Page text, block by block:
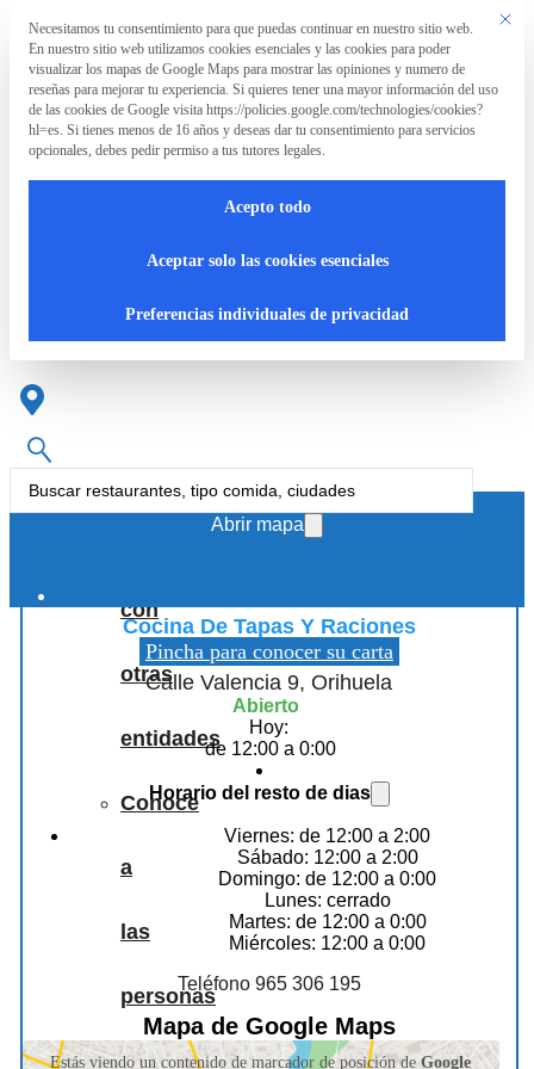
Saltar al contenido principal Saltar al pie de página
La
Asociación
La
accesibles
con
otras
entidades
Conoce
a
las
personas
que
RpT>
en Orihuela
Search
...
Abrir mapa
Cocina De Tapas Y Raciones
Pincha para conocer su carta
Calle Valencia 9, Orihuela
Abierto
Hoy:
de 12:00 a 0:00
Horario del resto de dias
Viernes: de 12:00 a 2:00
Sábado: 12:00 a 2:00
Domingo: de 12:00 a 0:00
Lunes: cerrado
Martes: de 12:00 a 0:00
Miércoles: 12:00 a 0:00
Teléfono 965 306 195
Mapa de Google Maps
Estás viendo un contenido de marcador de posición deGoogle
Este
Preferencia de privacidad
Necesitamos tu consentimiento para que puedas continuar en nuestro sitio web.
En nuestro sitio web utilizamos cookies esenciales y las cookies para poder
visualizar los mapas de Google Maps para mostrar las opiniones y numero de
reseñas para mejorar tu experiencia. Si quieres tener una mayor información del uso
de las cookies de Google visita https://policies.google.com/technologies/cookies?
hl=es. Si tienes menos de 16 años y deseas dar tu consentimiento para servicios
opcionales, debes pedir permiso a tus tutores legales.
Acepto todo
Aceptar solo las cookies esenciales
Preferencias individuales de privacidad